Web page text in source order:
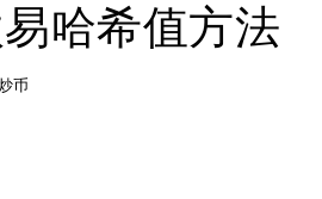
哈希值方法
币